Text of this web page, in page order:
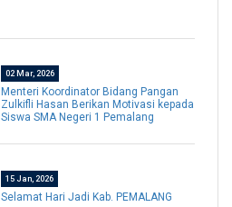
02 Mar, 2026
Menteri Koordinator Bidang Pangan
Zulkifli Hasan Berikan Motivasi kepada
Siswa SMA Negeri 1 Pemalang
15 Jan, 2026
Selamat Hari Jadi Kab. PEMALANG